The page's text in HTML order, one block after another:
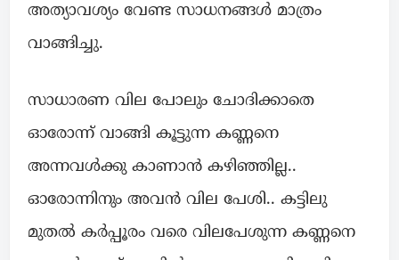
അത്യാവശ്യം വേണ്ട സാധനങ്ങൾ മാത്രം
വാങ്ങിച്ചു.
സാധാരണ വില പോലും ചോദിക്കാതെ
ഓരോന്ന് വാങ്ങി കൂട്ടുന്ന കണ്ണനെ
അന്നവൾക്കു കാണാൻ കഴിഞ്ഞില്ല..
ഓരോന്നിനും അവൻ വില പേശി.. കട്ടിലു
മുതൽ കർപ്പൂരം വരെ വിലപേശുന്ന കണ്ണനെ